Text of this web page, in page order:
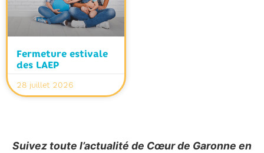
Fermeture estivale
des LAEP
28 juillet 2026
Suivez toute l’actualité de Cœur de Garonne en